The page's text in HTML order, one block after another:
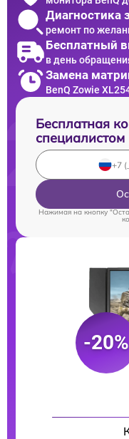
Диагностика
ремонт по
Бесплатный
в день
Замена
BenQ Zowie
Бесплатная
специалистом
Нажимая на кнопку
-20%